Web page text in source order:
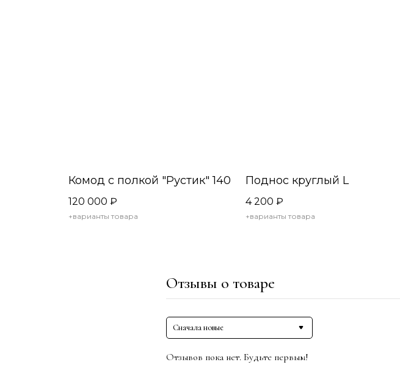
Комод с полкой "Рустик" 140
120 000 ₽
+варианты товара
Поднос круглый L
4 200 ₽
+варианты товара
Отзывы о товаре
Сначала новые
Отзывов пока нет. Будьте первым!